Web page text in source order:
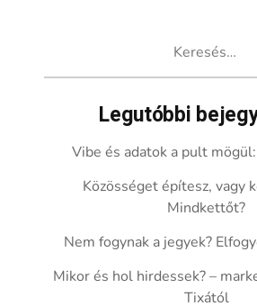
Legutóbbi
Vibe és adatok a pult
Közösséget építesz, vagy
Mindkettőt?
Nem fogynak a jegyek?
Mikor és hol hirdessek? –
Tixától